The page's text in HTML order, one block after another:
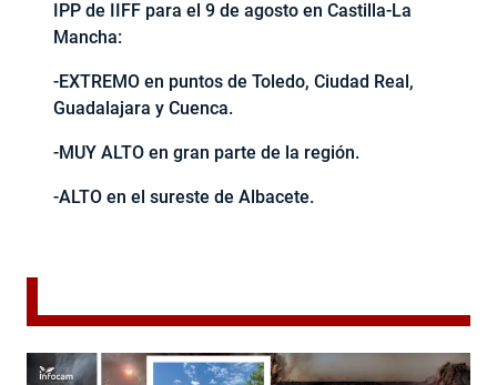
IPP de IIFF para el 9 de agosto en Castilla-La
Mancha:
-EXTREMO en puntos de Toledo, Ciudad Real,
Guadalajara y Cuenca.
-MUY ALTO en gran parte de la región.
-ALTO en el sureste de Albacete.